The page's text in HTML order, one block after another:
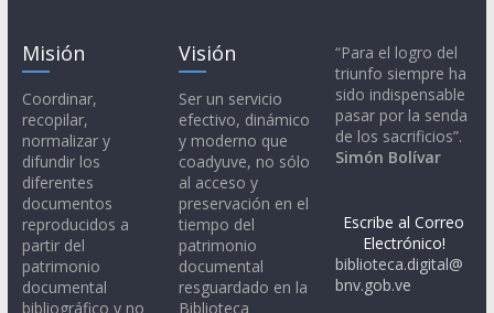
Misión
Coordinar,
recopilar,
normalizar y
difundir los
diferentes
documentos
reproducidos a
partir del
patrimonio
documental
bibliográfico y no
Visión
Ser un servicio
efectivo, dinámico
y moderno que
coadyuve, no sólo
al acceso y
preservación en el
tiempo del
patrimonio
documental
resguardado en la
Biblioteca
“Para el logro del
triunfo siempre ha
sido indispensable
pasar por la senda
de los sacrificios”.
Simón Bolívar
Escribe al Correo
Electrónico!
biblioteca.digital@
bnv.gob.ve